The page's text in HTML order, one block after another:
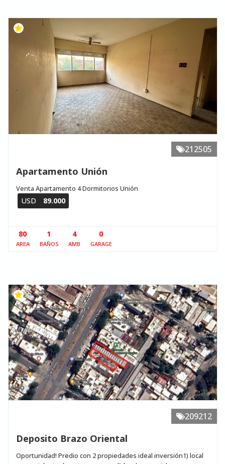
212505
Apartamento Unión
Venta Apartamento 4 Dormitorios Unión
USD 89.000
80
AREA
1
BAÑOS
4
AMB
0
GARAGE
209212
Deposito Brazo Oriental
Oportunidad! Predio con 2 propiedades ideal inversión1) local